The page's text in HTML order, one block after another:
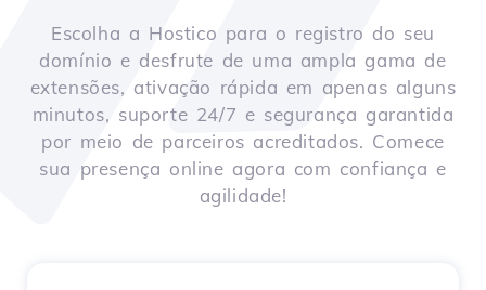
Escolha a Hostico para o registro do seu
domínio e desfrute de uma ampla gama de
extensões, ativação rápida em apenas alguns
minutos, suporte 24/7 e segurança garantida
por meio de parceiros acreditados. Comece
sua presença online agora com confiança e
agilidade!